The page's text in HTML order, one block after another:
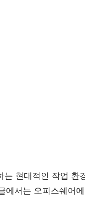
현대적인 작업 환
에서는 오피스쉐어